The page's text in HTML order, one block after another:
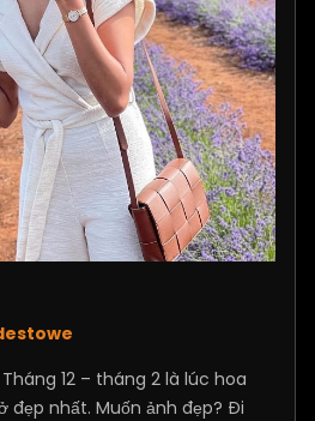
Tháng 12 – tháng 2 là lúc hoa
đẹp nhất. Muốn ảnh đẹp? Đi